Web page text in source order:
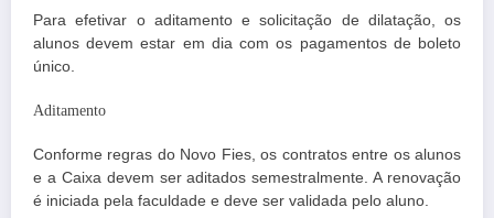
Para efetivar o aditamento e solicitação de dilatação, os
alunos devem estar em dia com os pagamentos de boleto
único.
Aditamento
Conforme regras do Novo Fies, os contratos entre os alunos
e a Caixa devem ser aditados semestralmente. A renovação
é iniciada pela faculdade e deve ser validada pelo aluno.